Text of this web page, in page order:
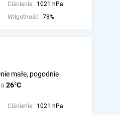
Ciśnienie: 1021 hPa
Wilgotność: 78%
26°C
małe, pogodnie
Ciśnienie: 1021 hPa